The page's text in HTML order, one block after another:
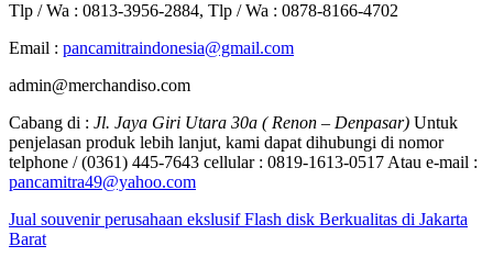
Tlp / Wa : 0813-3956-2884, Tlp / Wa : 0878-8166-4702
Email : pancamitraindonesia@gmail.com
admin@merchandiso.com
Cabang di : Jl. Jaya Giri Utara 30a ( Renon – Denpasar) Untuk
penjelasan produk lebih lanjut, kami dapat dihubungi di nomor
telphone / (0361) 445-7643 cellular : 0819-1613-0517 Atau e-mail :
pancamitra49@yahoo.com
Jual souvenir perusahaan ekslusif Flash disk Berkualitas di Jakarta
Barat